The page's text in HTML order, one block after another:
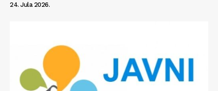
24. Jula 2026.